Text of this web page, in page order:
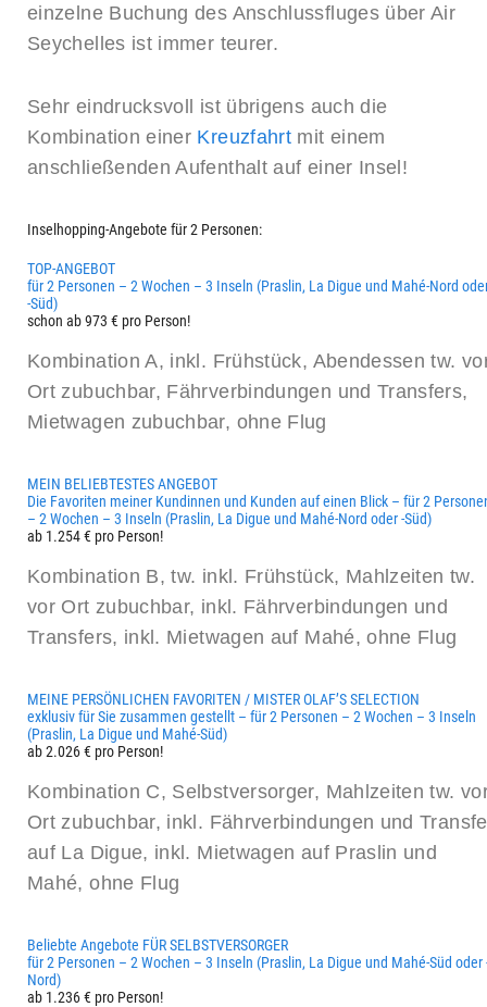
einzelne Buchung des Anschlussfluges über Air
Seychelles ist immer teurer.
Sehr eindrucksvoll ist übrigens auch die
Kombination einer Kreuzfahrt mit einem
anschließenden Aufenthalt auf einer Insel!
Inselhopping-Angebote für 2 Personen:
TOP-ANGEBOT
für 2 Personen – 2 Wochen – 3 Inseln (Praslin, La Digue und Mahé-Nord
-Süd)
schon ab 973 € pro Person!
Kombination A, inkl. Frühstück, Abendessen tw.
Ort zubuchbar, Fährverbindungen und Transfers,
Mietwagen zubuchbar, ohne Flug
MEIN BELIEBTESTES ANGEBOT
Die Favoriten meiner Kundinnen und Kunden auf einen Blick – für 2
– 2 Wochen – 3 Inseln (Praslin, La Digue und Mahé-Nord oder -Süd)
ab 1.254 € pro Person!
Kombination B, tw. inkl. Frühstück, Mahlzeiten tw.
vor Ort zubuchbar, inkl. Fährverbindungen und
Transfers, inkl. Mietwagen auf Mahé, ohne Flug
MEINE PERSÖNLICHEN FAVORITEN / MISTER OLAF’S SELECTION
exklusiv für Sie zusammen gestellt – für 2 Personen – 2 Wochen – 3 Inseln
(Praslin, La Digue und Mahé-Süd)
ab 2.026 € pro Person!
Kombination C, Selbstversorger, Mahlzeiten tw.
Ort zubuchbar, inkl. Fährverbindungen und
auf La Digue, inkl. Mietwagen auf Praslin und
Mahé, ohne Flug
Beliebte Angebote FÜR SELBSTVERSORGER
für 2 Personen – 2 Wochen – 3 Inseln (Praslin, La Digue und Mahé-Süd oder
Nord)
ab 1.236 € pro Person!